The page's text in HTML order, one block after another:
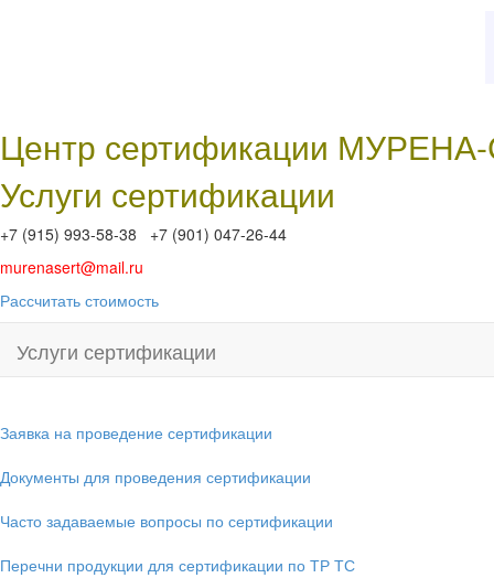
Центр сертификации
Услуги сертификации
+7 (915) 993-58-38 +7 (901) 047-26-44
murenasert@mail.ru
Рассчитать стоимость
Услуги сертификации
Заявка на проведение сертификации
Документы для проведения сертификации
Часто задаваемые вопросы по сертификации
Перечни продукции для сертификации по ТР ТС